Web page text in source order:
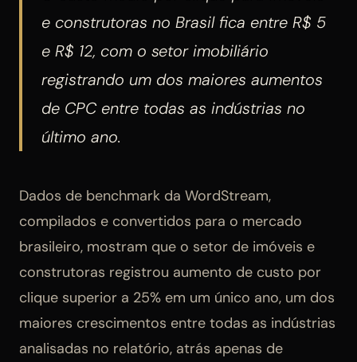
e construtoras no Brasil fica entre R$ 5
e R$ 12, com o setor imobiliário
registrando um dos maiores aumentos
de CPC entre todas as indústrias no
último ano.
Dados de benchmark da WordStream,
compilados e convertidos para o mercado
brasileiro, mostram que o setor de imóveis e
construtoras registrou aumento de custo por
clique superior a 25% em um único ano, um dos
maiores crescimentos entre todas as indústrias
analisadas no relatório, atrás apenas de